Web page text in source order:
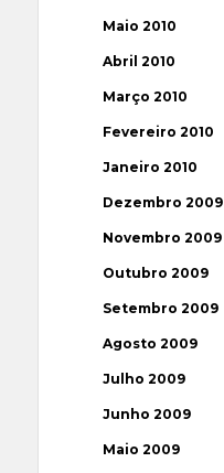
Maio 2010
Abril 2010
Março 2010
Fevereiro 2010
Janeiro 2010
Dezembro 2009
Novembro 2009
Outubro 2009
Setembro 2009
Agosto 2009
Julho 2009
Junho 2009
Maio 2009